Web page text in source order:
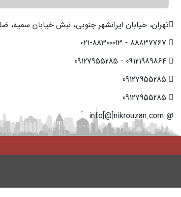
تهران، خیابان ایرانشهر جنوبی، نبش خیابان سمیه،